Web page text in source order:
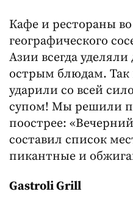
Кафе и рестораны
географического
Азии всегда
острым блюдам. Так
ударили со всей
супом! Мы решили
поострее:
составил список
пикантные и
GastroliGrill